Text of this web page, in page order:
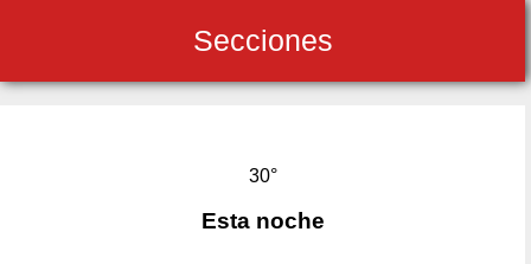
Secciones
30°
Esta noche